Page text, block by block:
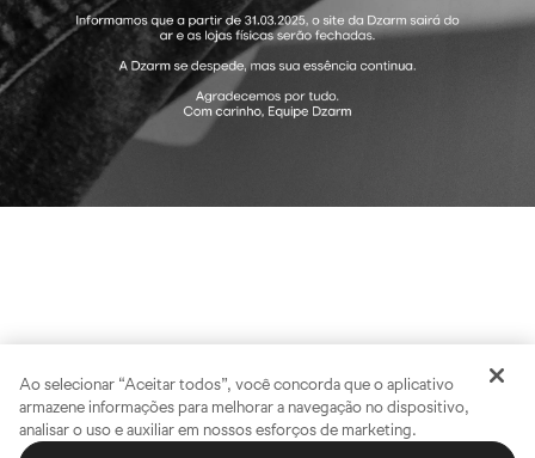
Ao selecionar “Aceitar todos”, você concorda que o aplicativo
armazene informações para melhorar a navegação no dispositivo,
analisar o uso e auxiliar em nossos esforços de marketing.